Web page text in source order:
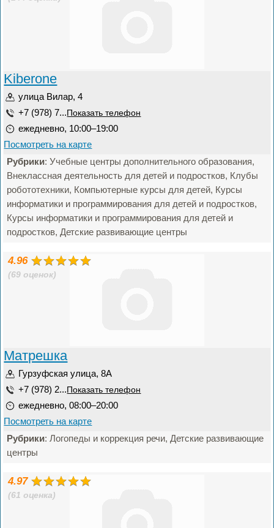
Kiberone
улица Вилар, 4
+7 (978) 7... Показать телефон
ежедневно, 10:00–19:00
Посмотреть на карте
Рубрики: Учебные центры дополнительного образования,
Внеклассная деятельность для детей и подростков, Клубы
робототехники, Компьютерные курсы для детей, Курсы
информатики и программирования для детей и подростков,
Курсы информатики и программирования для детей и
подростков, Детские развивающие центры
4.96
(69 оценок)
Матрешка
Гурзуфская улица, 8А
+7 (978) 2... Показать телефон
ежедневно, 08:00–20:00
Посмотреть на карте
Рубрики: Логопеды и коррекция речи, Детские развивающие
центры
4.97
(61 оценка)